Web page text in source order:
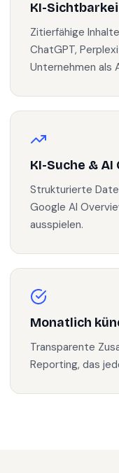
KI-
Zitierfähige
ChatGPT,
Unternehmen als
KI-Suche & AI
Strukturierte
Google AI
ausspielen.
Monatlich
Transparente
Reporting, das